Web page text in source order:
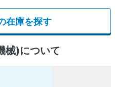
在庫を探す
械)について